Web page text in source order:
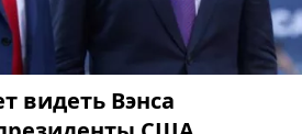
видеть Вэнса